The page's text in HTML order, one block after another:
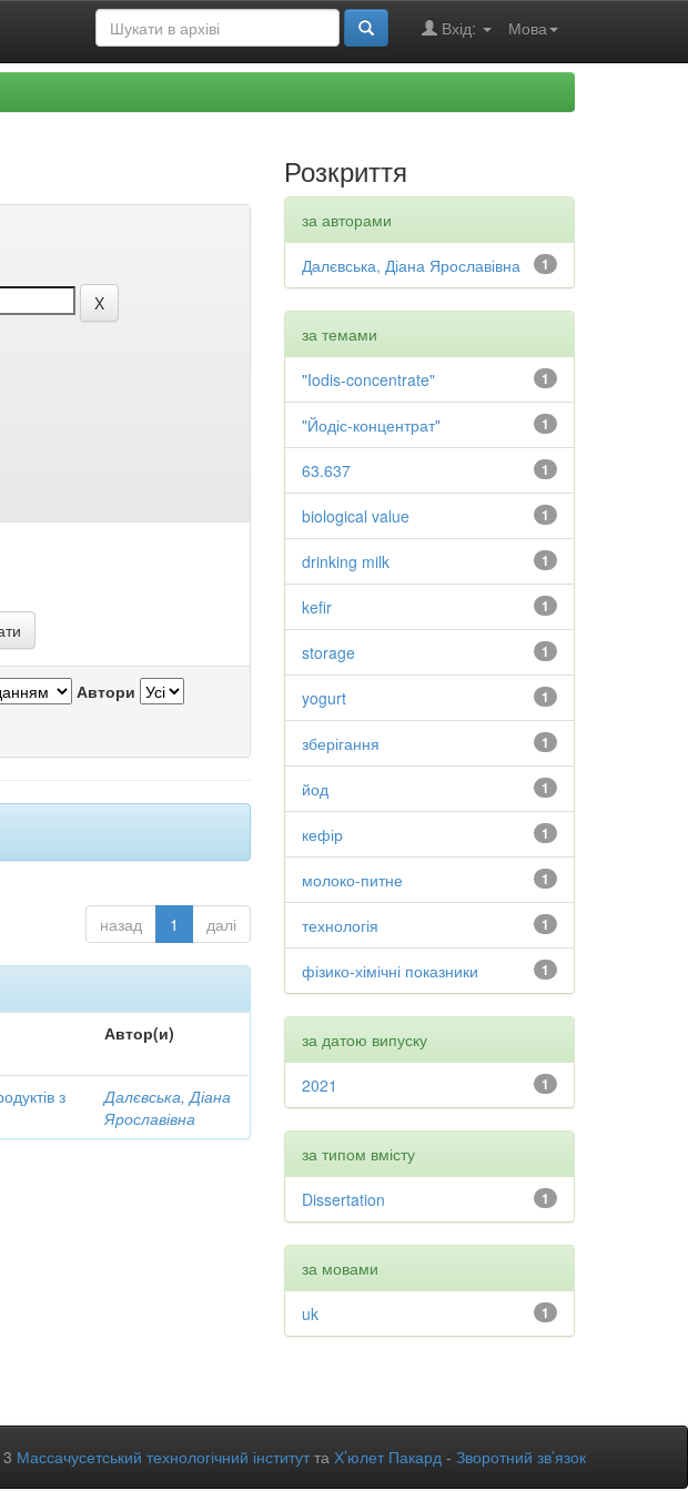
Мова
Вхід:
Автори
назад 1 далі
Автор(и)
з
Далєвська, Діана
Ярославівна
Розкриття
за авторами
1
Далєвська, Діана Ярославівна
за темами
1
"Iodis-concentrate"
1
"Йодіс-концентрат"
1
63.637
1
biological value
1
drinking milk
1
kefir
1
storage
1
yogurt
1
зберігання
1
йод
1
кефір
1
молоко-питне
1
технологія
1
фізико-хімічні показники
за датою випуску
1
2021
за типом вмісту
1
Dissertation
за мовами
1
uk
Массачусетський технологічний інститутта Х’юлет Пакард - Зворотний зв’язок